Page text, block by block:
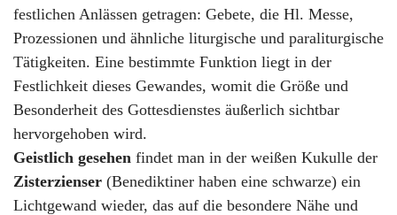
festlichen Anlässen getragen: Gebete, die Hl. Messe,
Prozessionen und ähnliche liturgische und paraliturgische
Tätigkeiten. Eine bestimmte Funktion liegt in der
Festlichkeit dieses Gewandes, womit die Größe und
Besonderheit des Gottesdienstes äußerlich sichtbar
hervorgehoben wird.
Geistlich gesehen findet man in der weißen Kukulle der
Zisterzienser (Benediktiner haben eine schwarze) ein
Lichtgewand wieder, das auf die besondere Nähe und